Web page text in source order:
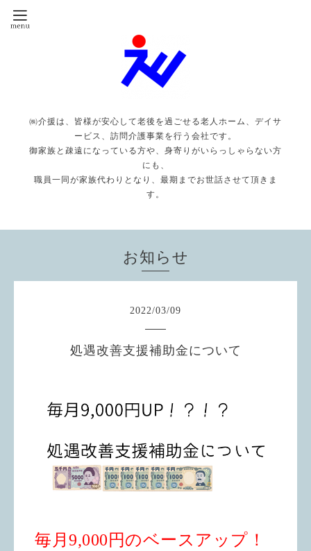
㈱介援は、皆様が安心して老後を過ごせる老人ホーム、デイサ
ービス、訪問介護事業を行う会社です。
御家族と疎遠になっている方や、身寄りがいらっしゃらない方
にも、
職員一同が家族代わりとなり、最期までお世話させて頂きま
す。
お知らせ
2022/03/09
処遇改善支援補助金について
毎月9,000円のベースアップ！